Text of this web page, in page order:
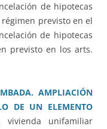
de hipotecas
previsto en el
de hipotecas
previsto en los arts.
AMPLIACIÓN
DE UN ELEMENTO
unifamiliar